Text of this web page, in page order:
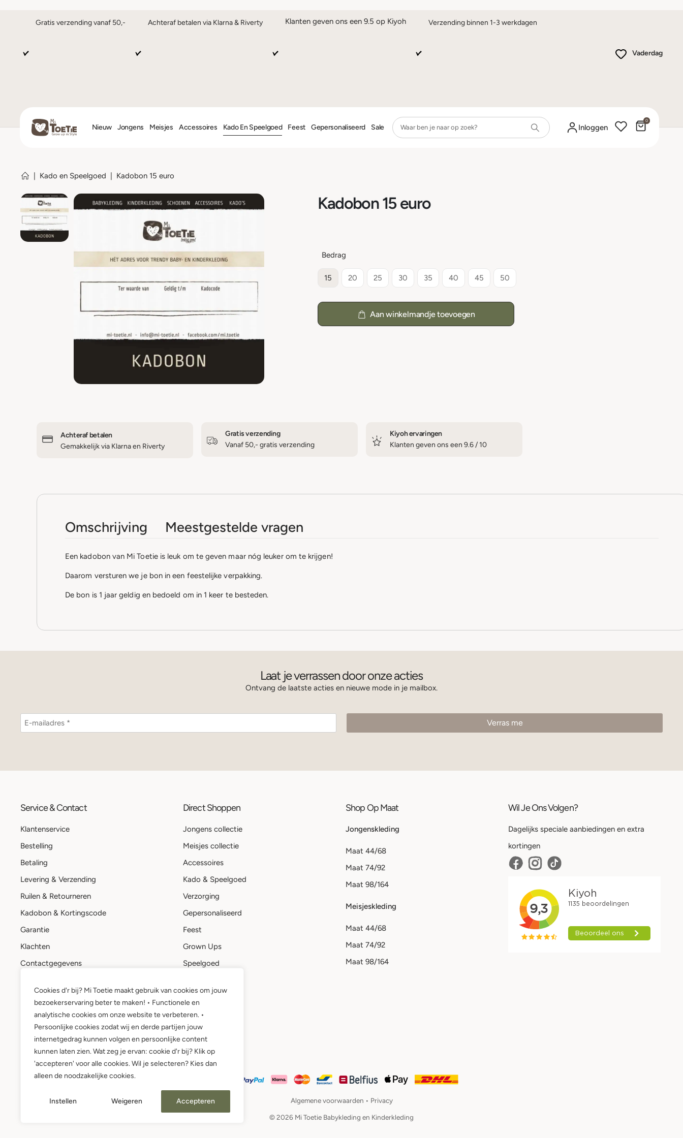
Cookies d'r bij? Mi Toetie maakt gebruik van cookies om jouw
bezoekerservaring beter te maken! • Functionele en
analytische cookies om onze website te verbeteren. •
Persoonlijke cookies zodat wij en derde partijen jouw
internetgedrag kunnen volgen en persoonlijke content
kunnen laten zien. Wat zeg je ervan: cookie d'r bij? Klik op
'accepteren' voor alle cookies. Wil je selecteren? Kies dan
alleen de noodzakelijke cookies.
Instellen Weigeren Accepteren
Gratis verzending vanaf 50,- Achteraf betalen via Klarna & Riverty Klanten geven ons een 9.5 op Kiyoh Verzending binnen 1-3 werkdagen
Vaderdag
Nieuw Jongens Meisjes Accessoires Kado En Speelgoed Feest Gepersonaliseerd Sale Inloggen
0
Kado en Speelgoed Kadobon 15 euro
Kadobon 15 euro
Bedrag
15 20 25 30 35 40 45 50
Aan winkelmandje toevoegen
Achteraf betalen
Gemakkelijk via Klarna en Riverty
Gratis verzending
Vanaf 50,- gratis verzending
Kiyoh ervaringen
Klanten geven ons een 9.6 / 10
Omschrijving Meestgestelde vragen
Een kadobon van Mi Toetie is leuk om te geven maar nóg leuker om te krijgen!
Daarom versturen we je bon in een feestelijke verpakking.
De bon is 1 jaar geldig en bedoeld om in 1 keer te besteden.
Laat je verrassen door onze acties
Ontvang de laatste acties en nieuwe mode in je mailbox.
Service & Contact
Klantenservice
Bestelling
Betaling
Levering & Verzending
Ruilen & Retourneren
Kadobon & Kortingscode
Garantie
Klachten
Contactgegevens
Mi Toetie account
Wie is Mi Toetie?
Direct Shoppen
Jongens collectie
Meisjes collectie
Accessoires
Kado & Speelgoed
Verzorging
Gepersonaliseerd
Feest
Grown Ups
Speelgoed
Shop Op Maat
Jongenskleding
Maat 44/68
Maat 74/92
Maat 98/164
Meisjeskleding
Maat 44/68
Maat 74/92
Maat 98/164
Wil Je Ons Volgen?
Dagelijks speciale aanbiedingen en extra
kortingen
Algemene voorwaarden • Privacy
© 2026 Mi Toetie Babykleding en Kinderkleding